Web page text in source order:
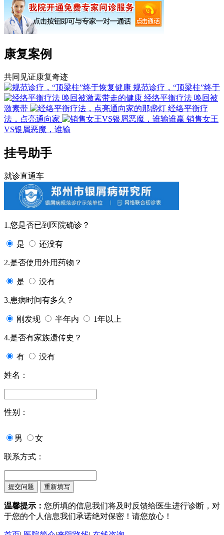
康复案例
共同见证康复奇迹
规范诊疗，“顶梁柱”终于
经络平衡疗法 唤回被
激素带
经络平衡疗
法，点亮通向家
销售女王
VS银屑恶魔，谁输
挂号助手
就诊直通车
1.您是否已到医院确诊？
是 还没有
2.是否使用外用药物？
是 没有
3.患病时间有多久？
刚发现 半年内 1年以上
4.是否有家族遗传史？
有 没有
姓名：
性别：
男 女
联系方式：
温馨提示： 您所填的信息我们将及时反馈给医生进行诊断，对
于您的个人信息我们承诺绝对保密！请您放心！